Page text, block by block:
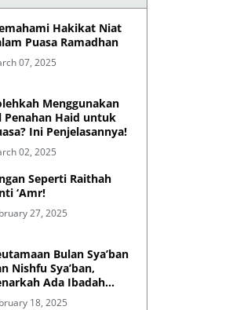
Hakikat Niat
Puasa Ramadhan
07, 2025
Menggunakan
Penahan Haid untuk
Ini Penjelasannya!
02, 2025
Seperti Raithah
‘Amr!
27, 2025
Bulan Sya’ban
Nishfu Sya’ban,
Ada Ibadah
18, 2025